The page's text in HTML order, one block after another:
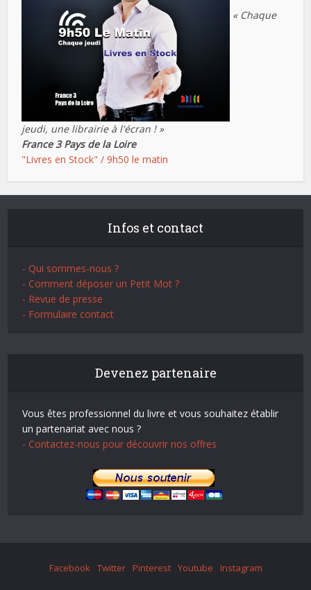
« Chaque
jeudi, une librairie à l'écran ! »
France 3 Pays de la Loire
"Livres en Stock" / 9h50 le matin
Infos et contact
- Qui sommes-nous ?
- Comment déposer un Petit Mot ?
- Revue de presse
- Formulaire contact
Devenez partenaire
Vous êtes professionnel du livre et vous souhaitez établir
un partenariat avec nous ?
- Contactez-nous pour découvrir nos offres
Facebook Twitter Pinterest Youtube Instagram